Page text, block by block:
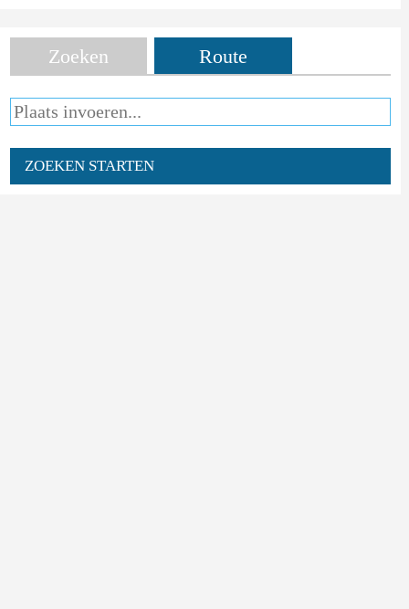
Zoeken Route
ZOEKEN STARTEN